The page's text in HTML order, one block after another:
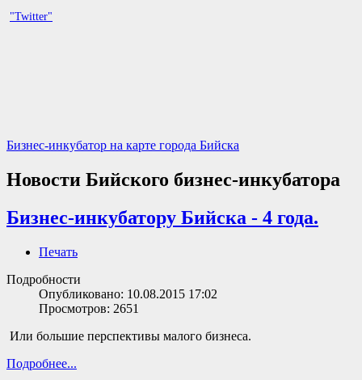
"Twitter"
Бизнес-инкубатор на карте города Бийска
Новости Бийского бизнес-инкубатора
Бизнес-инкубатору Бийска - 4 года.
Печать
Подробности
Опубликовано: 10.08.2015 17:02
Просмотров: 2651
Или большие перспективы малого бизнеса.
Подробнее...